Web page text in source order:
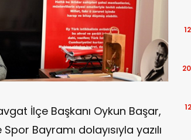
İlçe Başkanı Oykun Başar,
Bayramı dolayısıyla yazılı